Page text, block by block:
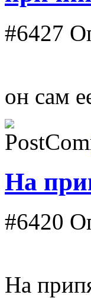
#6427
он сам
На
#6420
На